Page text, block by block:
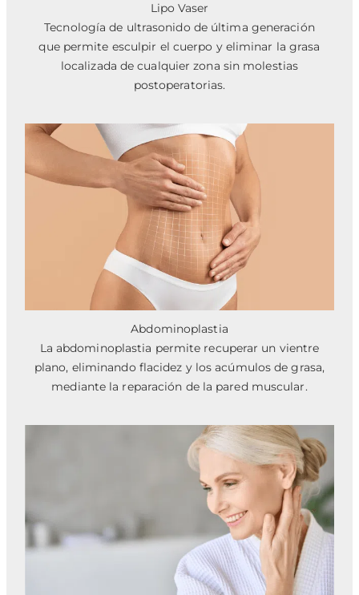
Lipo Vaser
Tecnología de ultrasonido de última generación
que permite esculpir el cuerpo y eliminar la grasa
localizada de cualquier zona sin molestias
postoperatorias.
Abdominoplastia
La abdominoplastia permite recuperar un vientre
plano, eliminando flacidez y los acúmulos de grasa,
mediante la reparación de la pared muscular.